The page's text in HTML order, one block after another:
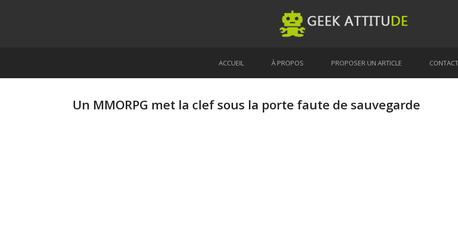
ACCUEIL À PROPOS PROPOSER UN ARTICLE CONTACT
Un MMORPG met la clef sous la porte faute de sauvegarde